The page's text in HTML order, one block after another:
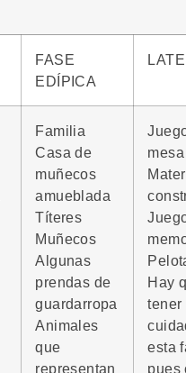
FASE
EDÍPICA
Familia
Casa de
muñecos
amueblada
Títeres
Muñecos
Algunas
prendas de
guardarropa
Animales
que
representan
mesa
Hay
tener
esta
pues